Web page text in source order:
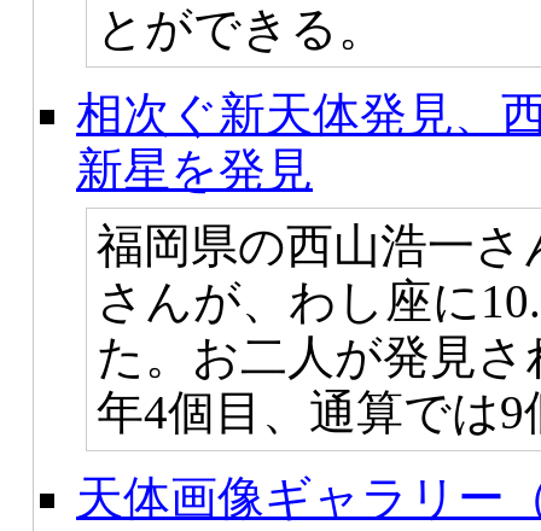
とができる。
相次ぐ新天体発見、
新星を発見
福岡県の西山浩一
さんが、わし座に
た。お二人が発見
年4個目、通算では
天体画像ギャラリー